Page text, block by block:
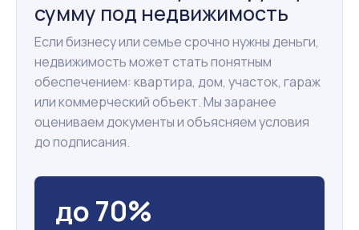
сумму под недвижимость
Если бизнесу или семье срочно нужны деньги,
недвижимость может стать понятным
обеспечением: квартира, дом, участок, гараж
или коммерческий объект. Мы заранее
оцениваем документы и объясняем условия
до подписания.
до 70%